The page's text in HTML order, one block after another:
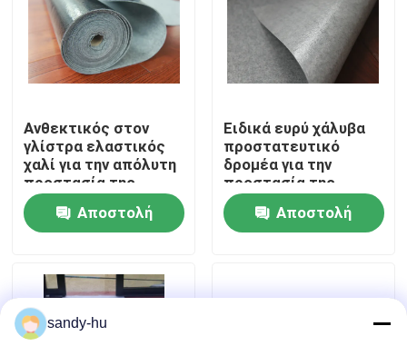
Έλεγχος ποιότητας
Ειδήσεις
Υποθέσεις
προστάτης πατωμάτων
Προστασία πατωμάτων
Ανθεκτικός στον
γλίστρα ελαστικός
χαλί για την απόλυτη
προστασία της
εισόδου
Αποστολή
Ειδικά ευρύ χάλυβα
προστατευτικό
δρομέα για την
προστασία της
υψηλής κυκλοφορίας
Αποστολή
sandy-hu